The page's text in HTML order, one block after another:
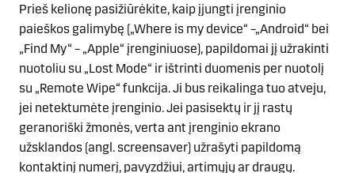
Prieš kelionę pasižiūrėkite, kaip įjungti įrenginio
paieškos galimybę („Where is my device“ –„Android“ bei
„Find My“ – „Apple“ įrenginiuose), papildomai jį užrakinti
nuotoliu su „Lost Mode“ ir ištrinti duomenis per nuotolį
su „Remote Wipe“ funkcija. Ji bus reikalinga tuo atveju,
jei netektumėte įrenginio. Jei pasisektų ir jį rastų
geranoriški žmonės, verta ant įrenginio ekrano
užsklandos (angl. screensaver) užrašyti papildomą
kontaktinį numerį, pavyzdžiui, artimųjų ar draugų.